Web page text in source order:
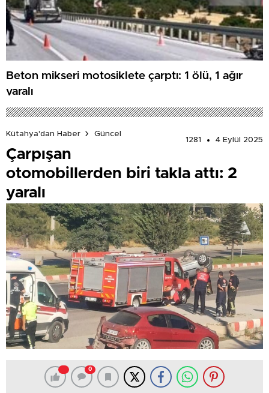
Beton mikseri motosiklete çarptı: 1 ölü, 1 ağır
yaralı
Kütahya'dan Haber
Güncel
1281
4 Eylül 2025
Çarpışan
otomobillerden biri takla attı: 2
yaralı
0